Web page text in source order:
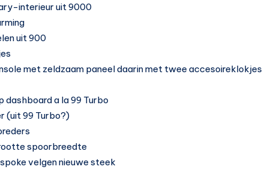
interieur uit 9000
uit 900
met zeldzaam paneel daarin met twee accesoireklokjes
dashboard a la 99 Turbo
(uit 99 Turbo?)
spoorbreedte
velgen nieuwe steek